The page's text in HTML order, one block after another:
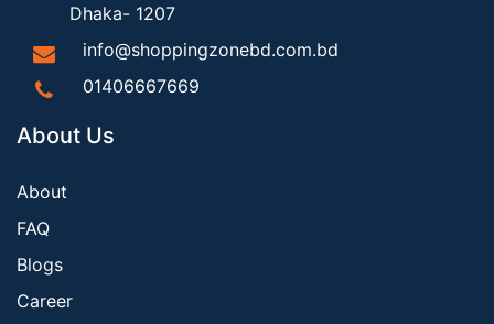
Dhaka- 1207
info@shoppingzonebd.com.bd
01406667669
About Us
About
FAQ
Blogs
Career